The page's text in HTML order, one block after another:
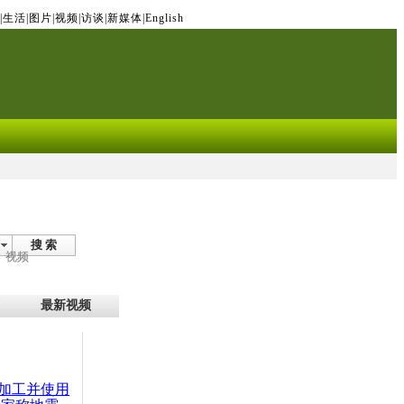
生活 图片 视频 访谈 新媒体 English
搜 索
视频
最新视频
工并使用